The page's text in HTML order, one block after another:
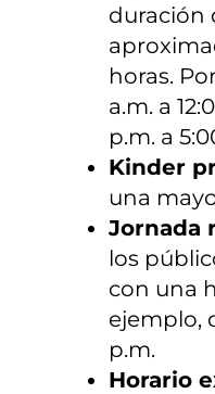
duración
horas.
a.m. a
p.m. a
Kinder
una
Jornada
los
con una
ejemplo,
p.m.
Horario